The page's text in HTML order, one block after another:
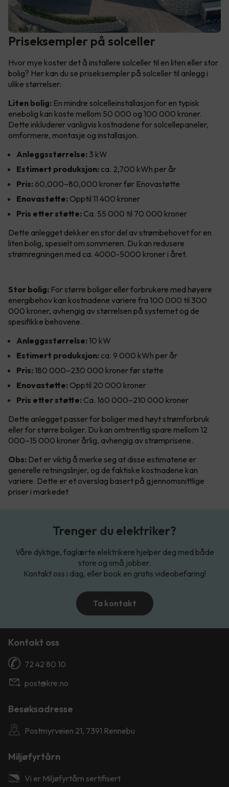
Priseksempler på solceller
Hvor mye koster det å installere solceller til en liten eller stor
bolig? Her kan du se priseksempler på solceller til anlegg i
ulike størrelser:
Liten bolig: En mindre solcelleinstallasjon for en typisk
enebolig kan koste mellom 50 000 og 100 000 kroner.
Dette inkluderer vanligvis kostnadene for solcellepaneler,
omformere, montasje og installasjon.
Anleggsstørrelse: 3 kW
Estimert produksjon: ca. 2,700 kWh per år
Pris: 60,000–80,000 kroner før Enovastøtte
Enovastøtte: Opptil 11 400 kroner
Pris etter støtte: Ca. 55 000 til 70 000 kroner
Dette anlegget dekker en stor del av strømbehovet for en
liten bolig, spesielt om sommeren. Du kan redusere
strømregningen med ca. 4000-5000 kroner i året.
Stor bolig: For større boliger eller forbrukere med høyere
energibehov kan kostnadene variere fra 100 000 til 300
000 kroner, avhengig av størrelsen på systemet og de
spesifikke behovene.
Anleggsstørrelse:10 kW
Estimert produksjon: ca. 9 000 kWh per år
Pris:180 000–230 000 kroner før støtte
Enovastøtte: Opptil 20 000 kroner
Pris etter støtte: Ca. 160 000–210 000 kroner
Dette anlegget passer for boliger med høyt strømforbruk
eller for større boliger. Du kan omtrentlig spare mellom 12
000–15 000 kroner årlig, avhengig av strømprisene.
Obs: Det er viktig å merke seg at disse estimatene er
generelle retningslinjer, og de faktiske kostnadene kan
variere. Dette er et overslag basert på gjennomsnittlige
priser i markedet
Trenger du elektriker?
Våre dyktige, faglærte elektrikere hjelper deg med både
store og små jobber.
Kontakt oss i dag, eller book en gratis videobefaring!
Ta kontakt
Kontakt oss
72 42 80 10
post@kre.no
Besøksadresse
Postmyrveien 21, 7391 Rennebu
Miljøfyrtårn
Vi er Miljøfyrtårn sertifisert